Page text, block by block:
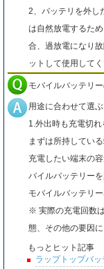
2、バッテリを外し
は自然放電するた
合、過放電になり
ットして使用してく
モバイルバッテリ
用途に合わせて選ぶ
1.外出時も充電切
まずは所持してい
充電したい端末の
バイルバッテリーを
モバイルバッテリ
※ 実際の充電回数
態、その他の要因に
もっとヒット記事
ラップトップバ